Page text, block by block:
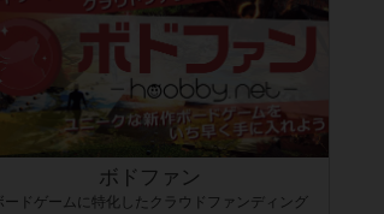
ボドファン
ードゲームに特化したクラウドファンディング